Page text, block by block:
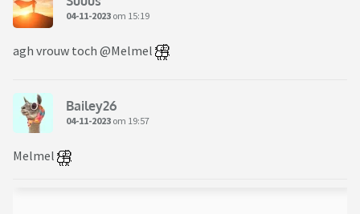
04-11-2023 om 15:19
agh vrouw toch @Melmel
Bailey26
04-11-2023 om 19:57
Melmel